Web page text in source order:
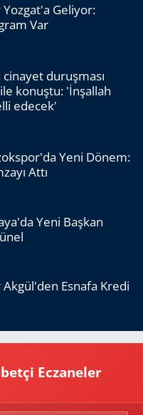
Geliyor:
Var
duruşması
konuştu: 'İnşallah
edecek'
Yeni Dönem:
Attı
Yeni Başkan
Esnafa Kredi
Eczaneler